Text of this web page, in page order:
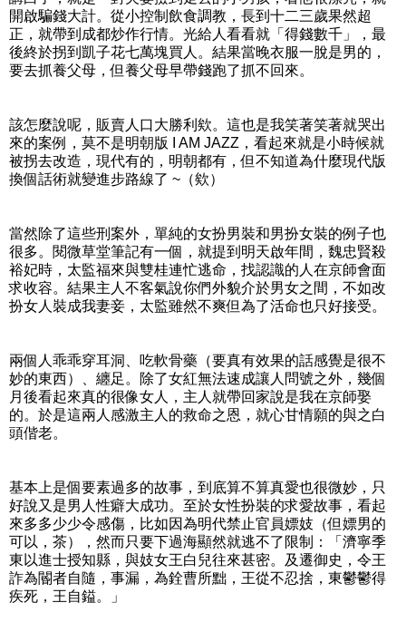
開啟騙錢大計。從小控制飲食調教，長到十二三歲果然超
正，就帶到成都炒作行情。光給人看看就「得錢數千」，最
後終於拐到凱子花七萬塊買人。結果當晚衣服一脫是男的，
要去抓養父母，但養父母早帶錢跑了抓不回來。
該怎麼說呢，販賣人口大勝利欸。這也是我笑著笑著就哭出
來的案例，莫不是明朝版 I AM JAZZ，看起來就是小時候就
被拐去改造，現代有的，明朝都有，但不知道為什麼現代版
換個話術就變進步路線了 ~（欸）
當然除了這些刑案外，單純的女扮男裝和男扮女裝的例子也
很多。閱微草堂筆記有一個，就提到明天啟年間，魏忠賢殺
裕妃時，太監福來與雙桂連忙逃命，找認識的人在京師會面
求收容。結果主人不客氣說你們外貌介於男女之間，不如改
扮女人裝成我妻妾，太監雖然不爽但為了活命也只好接受。
兩個人乖乖穿耳洞、吃軟骨藥（要真有效果的話感覺是很不
妙的東西）、纏足。除了女紅無法速成讓人問號之外，幾個
月後看起來真的很像女人，主人就帶回家說是我在京師娶
的。於是這兩人感激主人的救命之恩，就心甘情願的與之白
頭偕老。
基本上是個要素過多的故事，到底算不算真愛也很微妙，只
好說又是男人性癖大成功。至於女性扮裝的求愛故事，看起
來多多少少令感傷，比如因為明代禁止官員嫖妓（但嫖男的
可以，茶），然而只要下過海顯然就逃不了限制：「濟寧季
東以進士授知縣，與妓女王白兒往來甚密。及遷御史，令王
詐為閽者自隨，事漏，為銓曹所黜，王從不忍捨，東鬱鬱得
疾死，王自鎰。」